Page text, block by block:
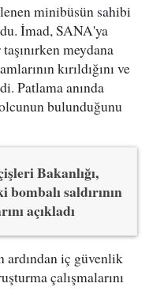
minibüsün sahibi
İmad, SANA'ya
meydana
kırıldığını ve
Patlama anında
bulunduğunu
Bakanlığı,
bombalı saldırının
açıkladı
ardından iç güvenlik
çalışmalarını